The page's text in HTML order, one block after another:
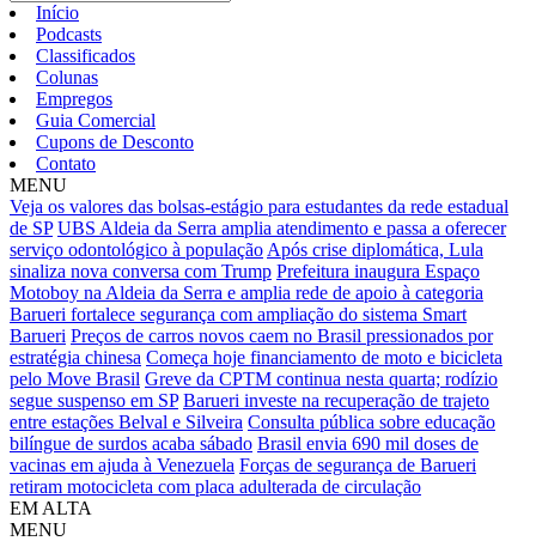
Início
Podcasts
Classificados
Colunas
Empregos
Guia Comercial
Cupons de Desconto
Contato
MENU
Veja os valores das bolsas-estágio para estudantes da rede estadual
de SP UBS Aldeia da Serra amplia atendimento e passa a oferecer
serviço odontológico à população Após crise diplomática, Lula
sinaliza nova conversa com Trump Prefeitura inaugura Espaço
Motoboy na Aldeia da Serra e amplia rede de apoio à categoria
Barueri fortalece segurança com ampliação do sistema Smart
Barueri Preços de carros novos caem no Brasil pressionados por
estratégia chinesa Começa hoje financiamento de moto e bicicleta
pelo Move Brasil Greve da CPTM continua nesta quarta; rodízio
segue suspenso em SP Barueri investe na recuperação de trajeto
entre estações Belval e Silveira Consulta pública sobre educação
bilíngue de surdos acaba sábado Brasil envia 690 mil doses de
vacinas em ajuda à Venezuela Forças de segurança de Barueri
retiram motocicleta com placa adulterada de circulação
EM ALTA
MENU